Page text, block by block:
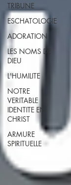
TRIBUNE
ESCHATOLOGIE
ADORATION
LES NOMS DE
DIEU
L'HUMILITE
NOTRE
VERITABLE
IDENTITE EN
CHRIST
ARMURE
SPIRITUELLE